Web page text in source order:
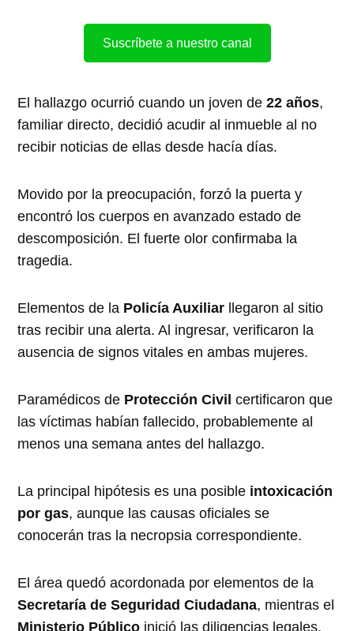
Suscríbete a nuestro canal
El hallazgo ocurrió cuando un joven de22 años,
familiar directo, decidió acudir al inmueble al no
recibir noticias de ellas desde hacía días.
Movido por la preocupación, forzó la puerta y
encontró los cuerpos en avanzado estado de
descomposición. El fuerte olor confirmaba la
tragedia.
Elementos de la Policía Auxiliar llegaron al sitio
tras recibir una alerta. Al ingresar, verificaron la
ausencia de signos vitales en ambas mujeres.
Paramédicos de Protección Civil certificaron que
las víctimas habían fallecido, probablemente al
menos una semana antes del hallazgo.
La principal hipótesis es una posible intoxicación
por gas, aunque las causas oficiales se
conocerán tras la necropsia correspondiente.
El área quedó acordonada por elementos de la
Secretaría de Seguridad Ciudadana, mientras el
Ministerio Público inició las diligencias legales.